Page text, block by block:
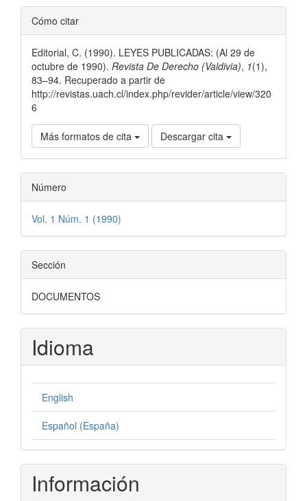
Detalles
del
artículo
Cómo citar
Editorial, C. (1990). LEYES PUBLICADAS: (Al 29 de
octubre de 1990). Revista De Derecho (Valdivia), 1(1),
83–94. Recuperado a partir de
http://revistas.uach.cl/index.php/revider/article/view/320
6
Más formatos de cita Descargar cita
Número
Vol. 1 Núm. 1 (1990)
Sección
DOCUMENTOS
Idioma
English
Español (España)
Información